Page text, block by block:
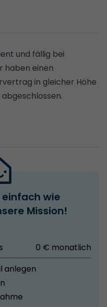
und fällig bei
haben einen
in gleicher Höhe
wie
Mission!
0 € monatlich
anlegen